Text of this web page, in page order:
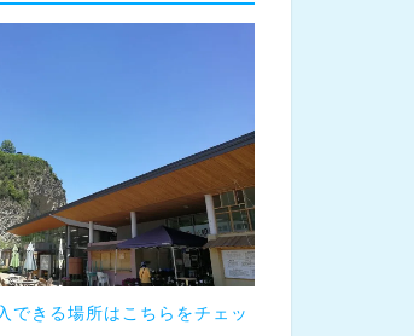
できる場所はこちらをチェッ